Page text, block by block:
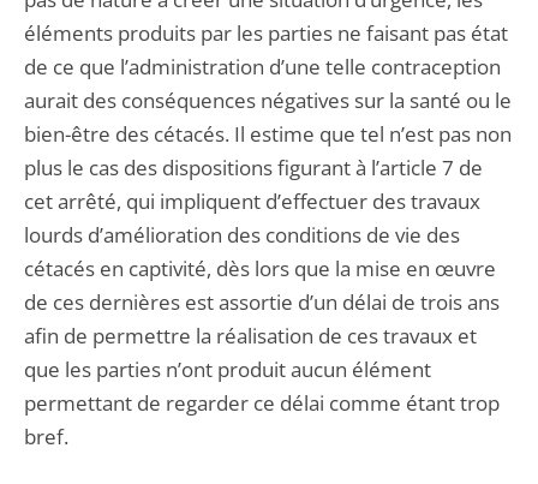
éléments produits par les parties ne faisant pas état
de ce que l’administration d’une telle contraception
aurait des conséquences négatives sur la santé ou le
bien-être des cétacés. Il estime que tel n’est pas non
plus le cas des dispositions figurant à l’article 7 de
cet arrêté, qui impliquent d’effectuer des travaux
lourds d’amélioration des conditions de vie des
cétacés en captivité, dès lors que la mise en œuvre
de ces dernières est assortie d’un délai de trois ans
afin de permettre la réalisation de ces travaux et
que les parties n’ont produit aucun élément
permettant de regarder ce délai comme étant trop
bref.